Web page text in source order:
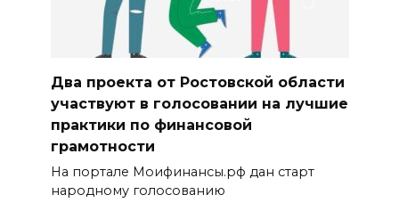
Два проекта от Ростовской области
участвуют в голосовании на лучшие
практики по финансовой
грамотности
На портале Моифинансы.рф дан старт
народному голосованию